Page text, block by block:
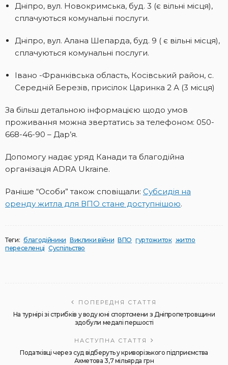
Дніпро, вул. Новокримська, буд. 3 (є вільні місця),
сплачуються комунальні послуги.
Дніпро, вул. Алана Шепарда, буд. 9 ( є вільні місця),
сплачуються комунальні послуги.
Івано -Франківська область, Косівський район, с.
Середній Березів, присілок Царинка 2 А (3 місця)
За більш детальною інформацією щодо умов
проживання можна звертатись за телефоном: 050-
668-46-90 – Дар’я.
Допомогу надає уряд Канади та благодійна
організація ADRA Ukraine.
Раніше “Особи” також сповіщали: Субсидія на
оренду житла для ВПО стане доступнішою.
Теги: благодійники Виклики війни ВПО гуртожиток житло
переселенці Суспільство
ПОПЕРЕДНЯ СТАТТЯ
На турнірі зі стрибків у воду юні спортсмени з Дніпропетровщини
здобули медалі першості
НАСТУПНА СТАТТЯ
Податківці через суд відберуть у криворізького підприємства
Ахметова 3,7 мільярда грн